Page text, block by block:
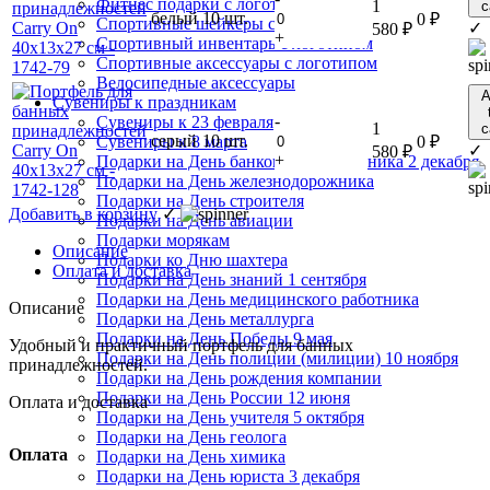
Спортивные шейкеры с логотипом
Спортивный инвентарь с логотипом
Спортивные аксессуары с логотипом
Велосипедные аксессуары
Сувениры к праздникам
Сувениры к 23 февраля
Сувениры к 8 марта
Подарки на День банковского работника 2 декабря
Подарки на День железнодорожника
Подарки на День строителя
Подарки на День авиации
Подарки морякам
Подарки ко Дню шахтера
Подарки на День знаний 1 сентября
Подарки на День медицинского работника
Подарки на День металлурга
Подарки на День Победы 9 мая
Подарки на День полиции (милиции) 10 ноября
Подарки на День рождения компании
Подарки на День России 12 июня
Подарки на День учителя 5 октября
Подарки на День геолога
Подарки на День химика
Подарки на День юриста 3 декабря
белый 10 шт.
+
1
580 ₽
0 ₽ ✓
серый 10 шт.
-
+
1
580 ₽
0 ₽ ✓
Добавить в корзину ✓
Описание
Оплата и доставка
Описание
Удобный и практичный портфель для банных
принадлежностей.
Оплата и доставка
Оплата